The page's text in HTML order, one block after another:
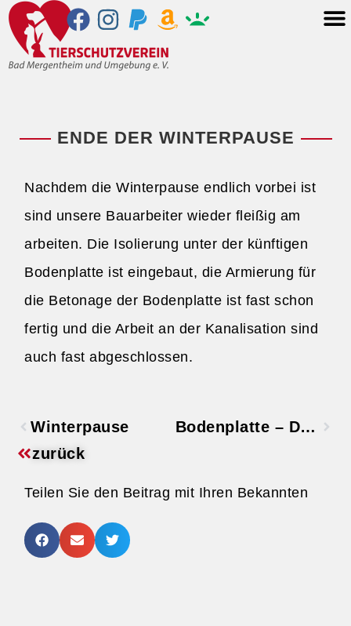
ENDE DER WINTERPAUSE
Nachdem die Winterpause endlich vorbei ist
sind unsere Bauarbeiter wieder fleißig am
arbeiten. Die Isolierung unter der künftigen
Bodenplatte ist eingebaut, die Armierung für
die Betonage der Bodenplatte ist fast schon
fertig und die Arbeit an der Kanalisation sind
auch fast abgeschlossen.
Winterpause
Bodenplatte – Der Anfang
zurück
Teilen Sie den Beitrag mit Ihren Bekannten